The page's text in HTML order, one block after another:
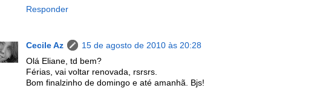
Responder
Cecile Az
15 de agosto de 2010 às 20:28
Olá Eliane, td bem?
Férias, vai voltar renovada, rsrsrs.
Bom finalzinho de domingo e até amanhã. Bjs!